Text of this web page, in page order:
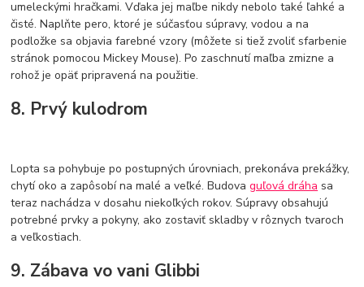
umeleckými hračkami. Vďaka jej maľbe nikdy nebolo také ľahké a
čisté. Naplňte pero, ktoré je súčasťou súpravy, vodou a na
podložke sa objavia farebné vzory (môžete si tiež zvoliť sfarbenie
stránok pomocou Mickey Mouse). Po zaschnutí maľba zmizne a
rohož je opäť pripravená na použitie.
8. Prvý kulodrom
Lopta sa pohybuje po postupných úrovniach, prekonáva prekážky,
chytí oko a zapôsobí na malé a veľké. Budovaguľová dráha sa
teraz nachádza v dosahu niekoľkých rokov. Súpravy obsahujú
potrebné prvky a pokyny, ako zostaviť skladby v rôznych tvaroch
a veľkostiach.
9. Zábava vo vani Glibbi